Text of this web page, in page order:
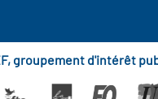
groupement d'intérêt